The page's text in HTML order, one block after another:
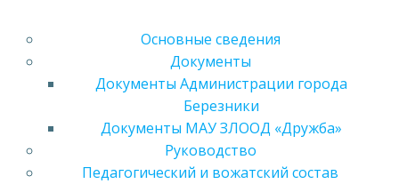
Основные сведения
Документы
Документы Администрации города
Березники
Документы МАУ ЗЛООД «Дружба»
Руководство
Педагогический и вожатский состав